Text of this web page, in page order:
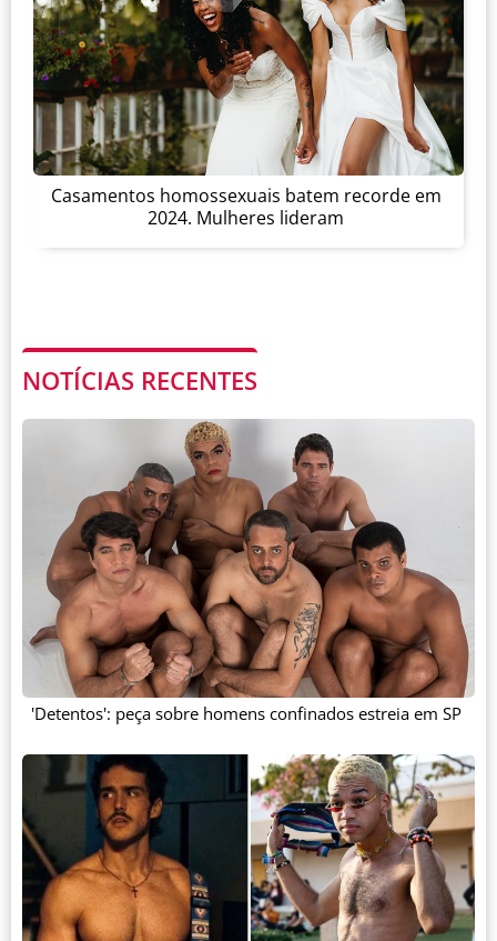
Casamentos homossexuais batem recorde em
2024. Mulheres lideram
NOTÍCIAS RECENTES
'Detentos': peça sobre homens confinados estreia em SP